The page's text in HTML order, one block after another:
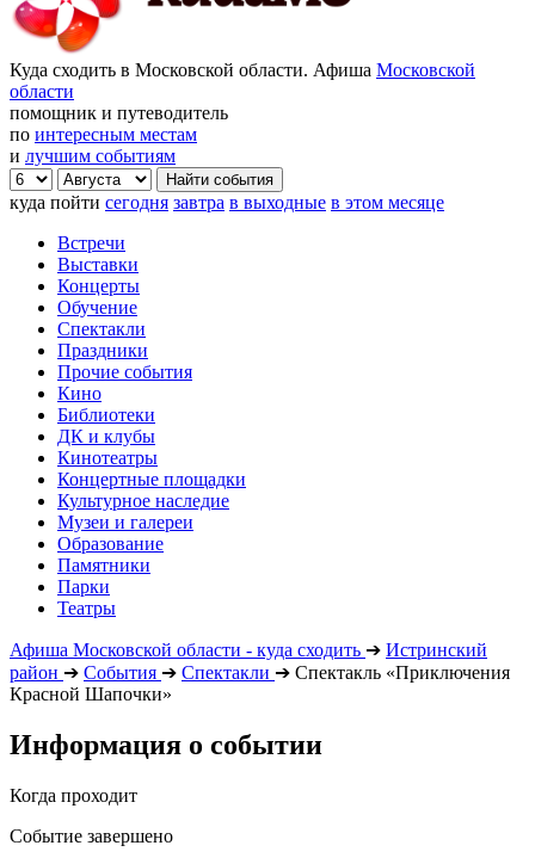
Куда сходить в Московской области. Афиша Московской
области
помощник и путеводитель
по интересным местам
и лучшим событиям
куда пойти сегодня завтра в выходные в этом месяце
Встречи
Выставки
Концерты
Обучение
Спектакли
Праздники
Прочие события
Кино
Библиотеки
ДК и клубы
Кинотеатры
Концертные площадки
Культурное наследие
Музеи и галереи
Образование
Памятники
Парки
Театры
Афиша Московской области - куда сходить ➔ Истринский
район ➔ События ➔ Спектакли ➔ Спектакль «Приключения
Красной Шапочки»
Информация о событии
Когда проходит
Событие завершено